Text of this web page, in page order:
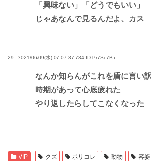
「興味ない」「どうでもいい」
じゃあなんで見るんだよ、カス
29 : 2021/06/09(水) 07:07:37.734 ID:l7r7Sc7Ba
なんか知らんがこれを盾に言い
時期があって心底疲れた
やり返したらしてこなくなった
VIP クズ ポリコレ 動物 容姿